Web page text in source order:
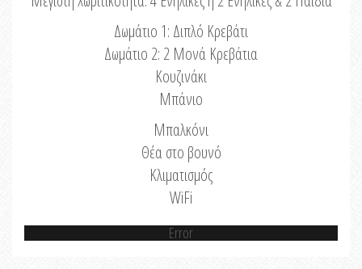
Δωμάτιο 1: Διπλό Κρεβάτι
Δωμάτιο 2: 2 Μονά Κρεβάτια
Κουζινάκι
Μπάνιο
Μπαλκόνι
Θέα στο βουνό
Κλιματισμός
WiFi
Error